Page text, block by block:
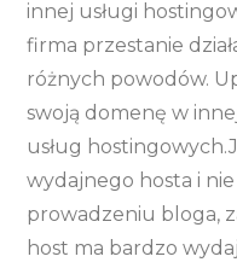
innej usługi
firma przestanie
różnych powodów.
swoją domenę w
usług
wydajnego hosta i
prowadzeniu bloga,
host ma bardzo